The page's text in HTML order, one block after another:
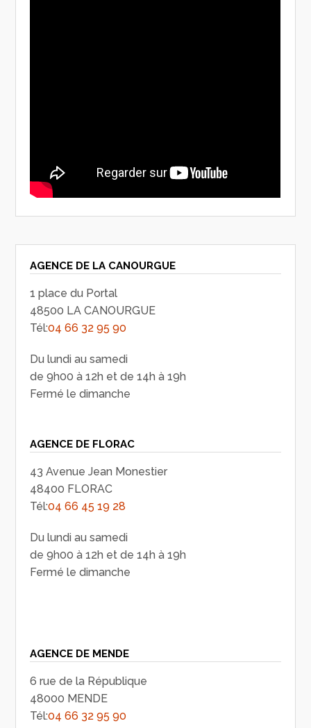
AGENCE DE LA CANOURGUE
1 place du Portal
48500 LA CANOURGUE
Tél:04 66 32 95 90
Du lundi au samedi
de 9h00 à 12h et de 14h à 19h
Fermé le dimanche
AGENCE DE FLORAC
43 Avenue Jean Monestier
48400 FLORAC
Tél:04 66 45 19 28
Du lundi au samedi
de 9h00 à 12h et de 14h à 19h
Fermé le dimanche
AGENCE DE MENDE
6 rue de la République
48000 MENDE
Tél:04 66 32 95 90